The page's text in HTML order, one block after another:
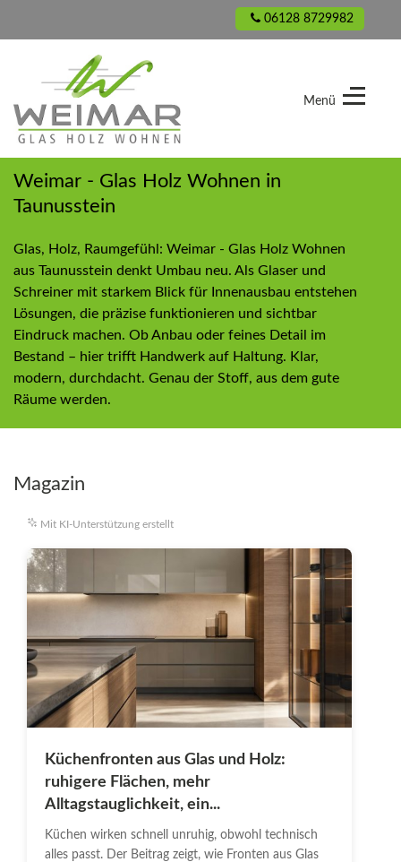
06128 8729982
-
Holz
Menü
Weimar - Glas Holz Wohnen in
Taunusstein
Glas, Holz, Raumgefühl: Weimar - Glas Holz Wohnen
aus Taunusstein denkt Umbau neu. Als Glaser und
Schreiner mit starkem Blick für Innenausbau entstehen
Lösungen, die präzise funktionieren und sichtbar
Eindruck machen. Ob Anbau oder feines Detail im
Bestand – hier trifft Handwerk auf Haltung. Klar,
modern, durchdacht. Genau der Stoff, aus dem gute
Räume werden.
Magazin
Mit KI-Unterstützung erstellt
Küchenfronten aus Glas und Holz:
ruhigere Flächen, mehr
Alltagstauglichkeit, ein...
Küchen wirken schnell unruhig, obwohl technisch
alles passt. Der Beitrag zeigt, wie Fronten aus Glas